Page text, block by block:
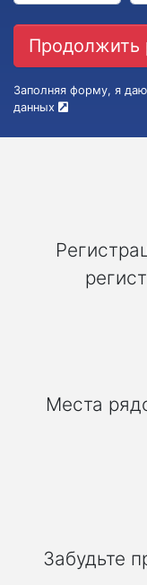
Заполняя форму, я
данных
Места
Забудьте